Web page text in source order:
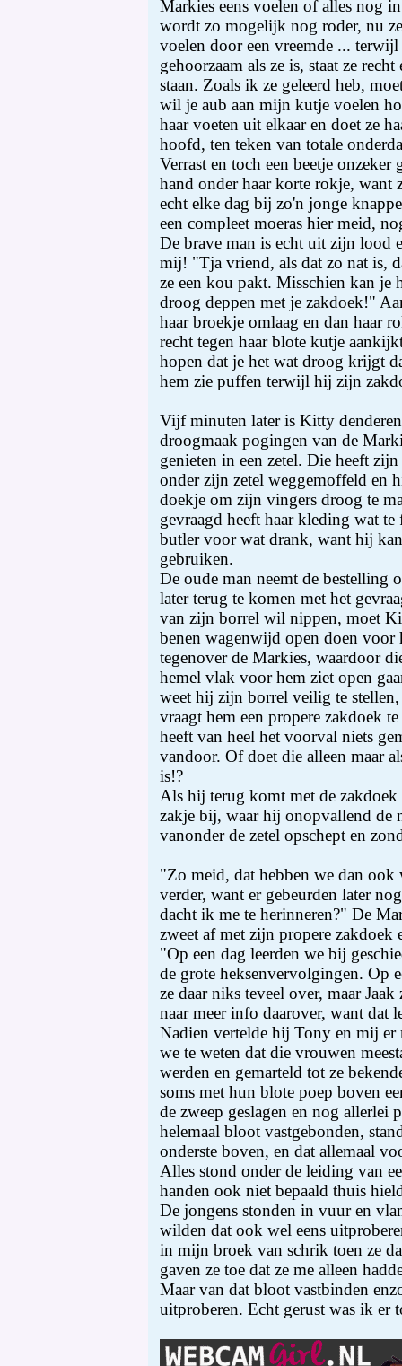
Markies eens voelen of alles nog
wordt zo mogelijk nog roder, nu
voelen door een vreemde ... terwijl
gehoorzaam als ze is, staat ze
staan. Zoals ik ze geleerd heb,
wil je aub aan mijn kutje voelen
haar voeten uit elkaar en doet ze
hoofd, ten teken van totale
Verrast en toch een beetje onzeker
hand onder haar korte rokje, want
echt elke dag bij zo'n jonge
een compleet moeras hier meid,
De brave man is echt uit zijn lood
mij! "Tja vriend, als dat zo nat is,
ze een kou pakt. Misschien kan je
droog deppen met je zakdoek!"
haar broekje omlaag en dan haar
recht tegen haar blote kutje
hopen dat je het wat droog krijgt
hem zie puffen terwijl hij zijn
Vijf minuten later is Kitty
droogmaak pogingen van de
genieten in een zetel. Die heeft
onder zijn zetel weggemoffeld en
doekje om zijn vingers droog te
gevraagd heeft haar kleding wat te
butler voor wat drank, want hij
gebruiken.
De oude man neemt de bestelling
later terug te komen met het
van zijn borrel wil nippen, moet
benen wagenwijd open doen voor
tegenover de Markies, waardoor
hemel vlak voor hem ziet open
weet hij zijn borrel veilig te
vraagt hem een propere zakdoek
heeft van heel het voorval niets
vandoor. Of doet die alleen maar
is!?
Als hij terug komt met de
zakje bij, waar hij onopvallend de
vanonder de zetel opschept en
"Zo meid, dat hebben we dan ook
verder, want er gebeurden later
dacht ik me te herinneren?" De
zweet af met zijn propere
"Op een dag leerden we bij
de grote heksenvervolgingen. Op
ze daar niks teveel over, maar
naar meer info daarover, want dat
Nadien vertelde hij Tony en mij er
we te weten dat die vrouwen
werden en gemarteld tot ze
soms met hun blote poep boven
de zweep geslagen en nog
helemaal bloot vastgebonden,
onderste boven, en dat allemaal
Alles stond onder de leiding van
handen ook niet bepaald thuis
De jongens stonden in vuur en
wilden dat ook wel eens
in mijn broek van schrik toen ze
gaven ze toe dat ze me alleen
Maar van dat bloot vastbinden
uitproberen. Echt gerust was ik er